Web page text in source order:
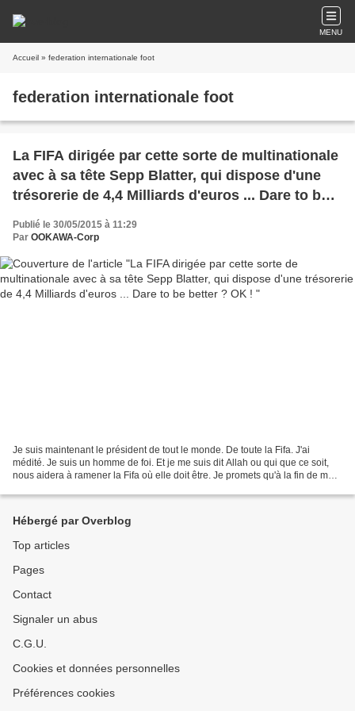
MENU
Accueil » federation internationale foot
federation internationale foot
La FIFA dirigée par cette sorte de multinationale
avec à sa tête Sepp Blatter, qui dispose d'une
trésorerie de 4,4 Milliards d'euros ... Dare to be
better ? OK !
Publié le 30/05/2015 à 11:29
Par OOKAWA-Corp
Je suis maintenant le président de tout le monde. De toute la Fifa. J'ai
médité. Je suis un homme de foi. Et je me suis dit Allah ou qui que ce soit,
nous aidera à ramener la Fifa où elle doit être. Je promets qu'à la fin de mon
Hébergé par Overblog
Top articles
Pages
Contact
Signaler un abus
C.G.U.
Cookies et données personnelles
Préférences cookies